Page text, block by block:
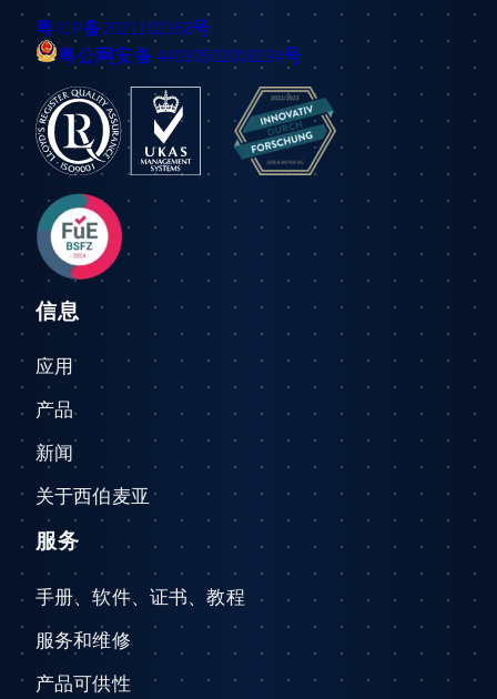
粤ICP备2021102368号
粤公网安备 44030502008234号
信息
应用
产品
新闻
关于西伯麦亚
服务
手册、软件、证书、教程
服务和维修
产品可供性